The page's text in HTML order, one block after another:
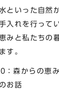
といった自然
入れを行って
みと私たちの
す。
森からの恵
お話